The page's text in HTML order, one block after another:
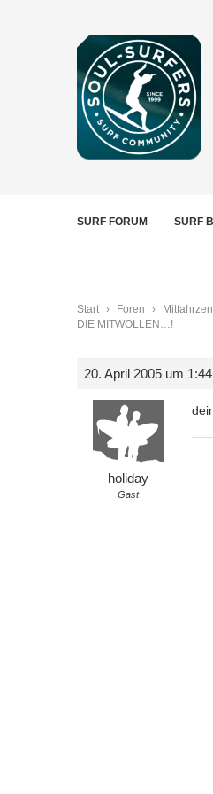
SURF FORUM SURF
Start › Foren ›
DIE MITWOLLEN…!
20. April 2005 um
holiday
Gast